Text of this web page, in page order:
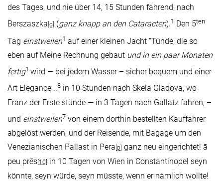
des Tages, und nie über 14, 15 Stunden fahrend, nach
Berszaszka [o] (ganz knapp an den Cataracten).1 Den 5ten
Tag einstweilen1 auf einer kleinen Jacht “Tünde, die so
eben auf Meine Rechnung gebaut und in ein paar Monaten
fertig1 wird — bei jedem Wasser – sicher bequem und einer
Art Elegance ..8 in 10 Stunden nach Skela Gladova, wo
Franz der Erste stünde — in 3 Tagen nach Gallatz fahren, –
und einstweilen7 von einem dorthin bestellten Kauffahrer
abgelöst werden, und der Reisende, mit Bagage um den
Venezianischen Pallast in Pera[p] ganz neu eingerichtet! ā
peu prēs[10] in 10 Tagen von Wien in Constantinopel seyn
könnte, seyn würde, seyn müsste, wenn er nämlich wollte!